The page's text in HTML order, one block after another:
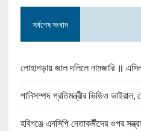
সর্বশেষ সংবাদ
লোহাগড়ায় জাল দলিলে নামজারি ॥
পানিসম্পদ প্রতিমন্ত্রীর ভিডিও ভাইরাল,
হবিগঞ্জে এনসিপি নেতাকর্মীদের ওপর